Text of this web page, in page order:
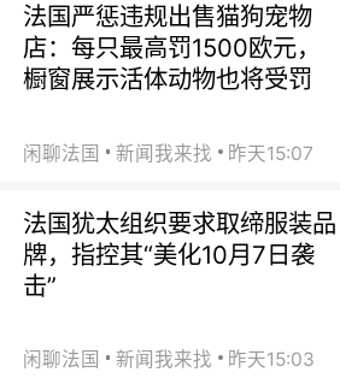
法国严惩违规出售猫狗宠物
店：每只最高罚1500欧元，
橱窗展示活体动物也将受罚
闲聊法国 新闻我来找 昨天15:07
法国犹太组织要求取缔服装品
牌，指控其“美化10月7日袭
击”
闲聊法国 新闻我来找 昨天15:03